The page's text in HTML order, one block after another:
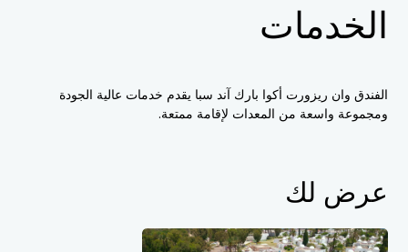
الخدمات
الفندق وان ريزورت أكوا بارك آند سبا يقدم خدمات عالية الجودة
ومجموعة واسعة من المعدات لإقامة ممتعة.
عرض لك